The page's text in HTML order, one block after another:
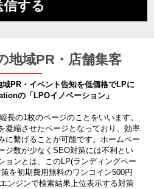
地域PR・店舗集客
PR・イベント告知を低価格でLPに
の「LPOイノベーション」
長の1枚のページのことをいいます。
凝縮させたページとなっており、効率
に繫げることが可能です。ホームペー
ジ数が少なくSEO対策には不利とい
ョンとは、このLP(ランディングペー
を初期費用無料のワンコイン500円
ンジンで検索結果上位表示する対策